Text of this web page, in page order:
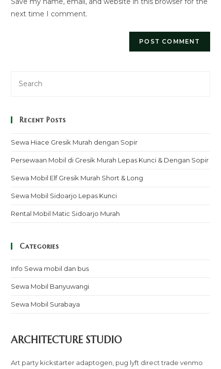
(optional)
next time I comment.
Recent Posts
Sewa Hiace Gresik Murah dengan Sopir
Persewaan Mobil di Gresik Murah Lepas Kunci & Dengan Sopir
Sewa Mobil Elf Gresik Murah Short & Long
Sewa Mobil Sidoarjo Lepas Kunci
Rental Mobil Matic Sidoarjo Murah
Categories
Info Sewa mobil dan bus
Sewa Mobil Banyuwangi
Sewa Mobil Surabaya
ARCHITECTURE STUDIO
Art party kickstarter adaptogen, pug lyft direct trade venmo